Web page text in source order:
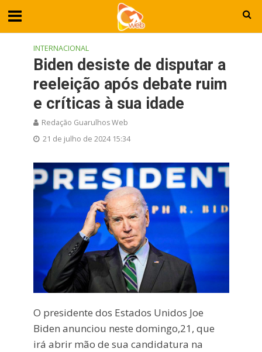
INTERNACIONAL
Biden desiste de disputar a
reeleição após debate ruim
e críticas à sua idade
Redação Guarulhos Web
21 de julho de 2024 15:34
O presidente dos Estados Unidos Joe
Biden anunciou neste domingo,21, que
irá abrir mão de sua candidatura na